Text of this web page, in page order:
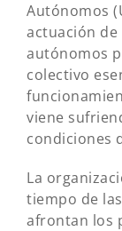
Autónomos
actuación
autónomos
colectivo
viene
condiciones
La
tiempo de
afrontan los